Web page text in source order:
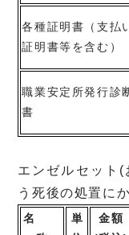
各種証明書（支払
証明書等を含む）
職業安定所発行診
書
エンゼルセット(
う死後の処置に
名
単
金額